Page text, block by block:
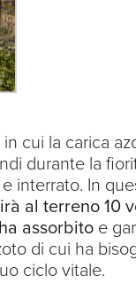
cui la carica
durante la
interrato. In
al terreno 10
assorbito e
di cui ha
ciclo vitale.